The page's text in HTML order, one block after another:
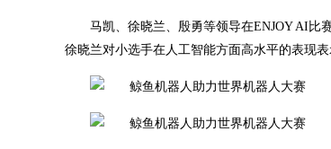
马凯、徐晓兰、殷勇等领导在ENJOY AI比
徐晓兰对小选手在人工智能方面高水平的表现表